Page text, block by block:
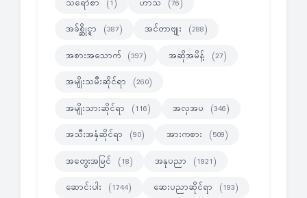
သရော်စာ (1) ဟာသ (76)
အခ်စ္ဆိုင္ရာ (387) အင်တာဗျုး (288)
အစားအသောက် (397) အဆိုအမိန့် (27)
အမျိုးသမီးဆိုင်ရာ (260)
အမျိုးသားဆိုင်ရာ (116) အလှအပ (346)
အသီးအနှံဆိုင်ရာ (90) အားကစား (509)
အတွေးအမြင် (18) အနုပညာ (1921)
ဆောင်းပါး (1744) ဆေးပညာဆိုင်ရာ (193)